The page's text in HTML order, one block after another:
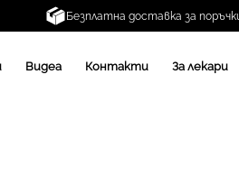
Безплатна доставка за
Видеа Контакти За лекари